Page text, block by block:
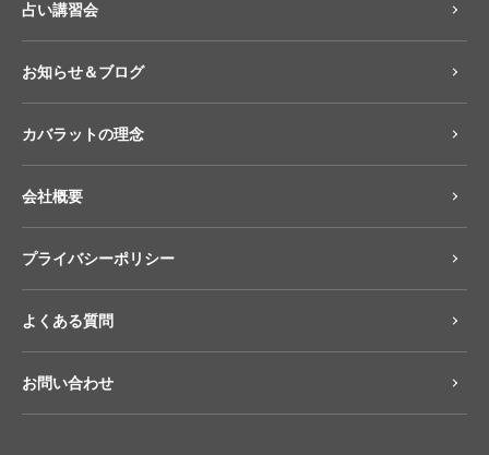
占い講習会
お知らせ＆ブログ
カバラットの理念
会社概要
プライバシーポリシー
よくある質問
お問い合わせ